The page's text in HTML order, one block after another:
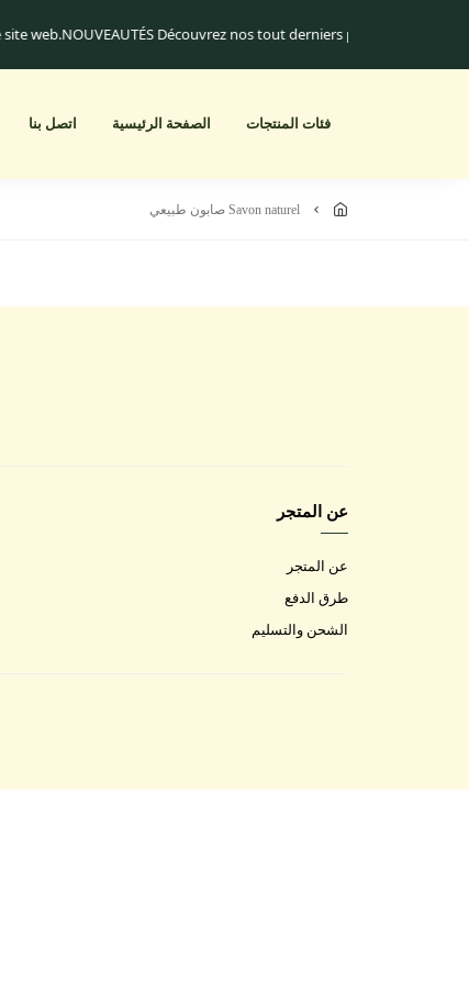
site web.NOUVEAUTÉS Découvrez nos tout derniers produits !
فئات المنتجات الصفحة الرئيسية اتصل بنا
savon naturel صابون طبيعي
عن المتجر
عن المتجر
طرق الدفع
الشحن والتسليم